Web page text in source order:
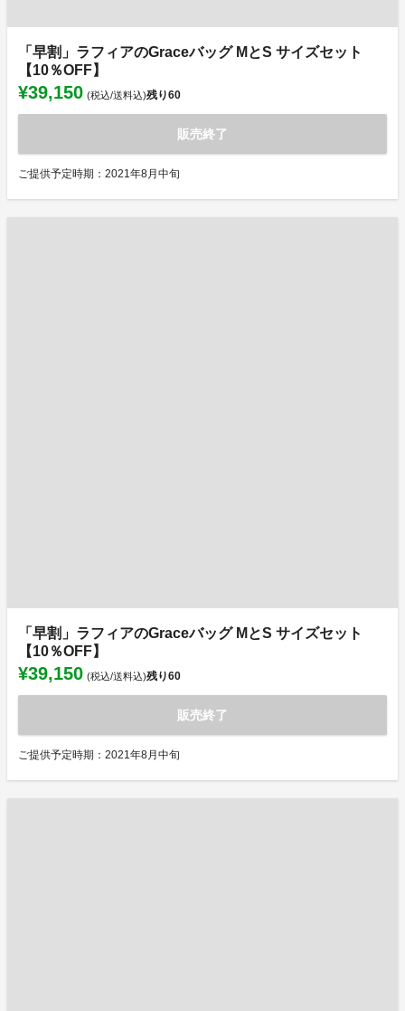
「早割」ラフィアのGraceバッグ MとS サイズセット
【10％OFF】
¥39,150 (税込/送料込)残り60
販売終了
ご提供予定時期：2021年8月中旬
「早割」ラフィアのGraceバッグ MとS サイズセット
【10％OFF】
¥39,150 (税込/送料込)残り60
販売終了
ご提供予定時期：2021年8月中旬